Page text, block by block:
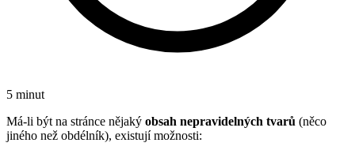
5 minut
Má-li být na stránce nějaký obsah nepravidelných tvarů (něco
jiného než obdélník), existují možnosti: